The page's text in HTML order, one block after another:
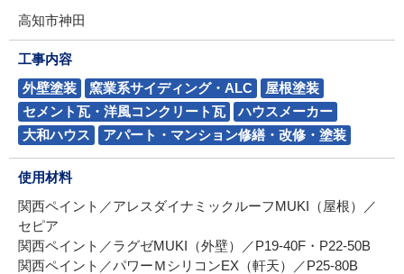
高知市神田
工事内容
外壁塗装
窯業系サイディング・ALC
屋根塗装
セメント瓦・洋風コンクリート瓦
ハウスメーカー
大和ハウス
アパート・マンション修繕・改修・塗装
使用材料
関西ペイント／アレスダイナミックルーフMUKI（屋根）／
セピア
関西ペイント／ラグゼMUKI（外壁）／P19-40F・P22-50B
関西ペイント／パワーＭシリコンEX（軒天）／P25-80B